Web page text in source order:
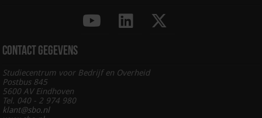
Contact gegevens
Studiecentrum voor Bedrijf en Overheid
Postbus 845
5600 AV Eindhoven
Tel. 040 - 2 974 980
klant@sbo.nl